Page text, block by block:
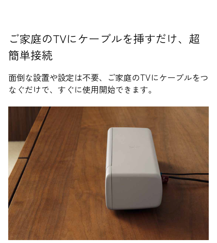
ご家庭のTVにケーブルを挿すだけ、超
簡単接続
面倒な設置や設定は不要、ご家庭のTVにケーブルをつ
なぐだけで、すぐに使用開始できます。